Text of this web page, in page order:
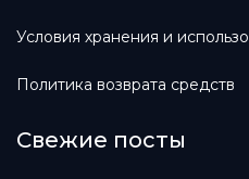
Условия хранения и
Политика возврата средств
Свежие посты